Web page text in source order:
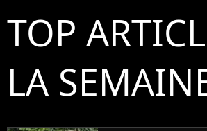
TOP
LA